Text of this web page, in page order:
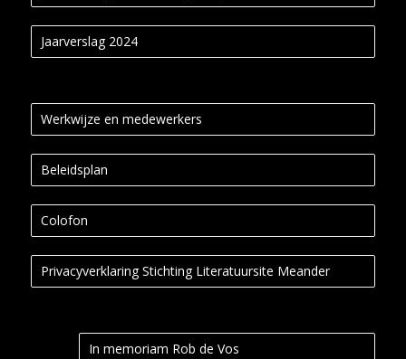
Jaarverslag 2024
Werkwijze en medewerkers
Beleidsplan
Colofon
Privacyverklaring Stichting Literatuursite Meander
In memoriam Rob de Vos